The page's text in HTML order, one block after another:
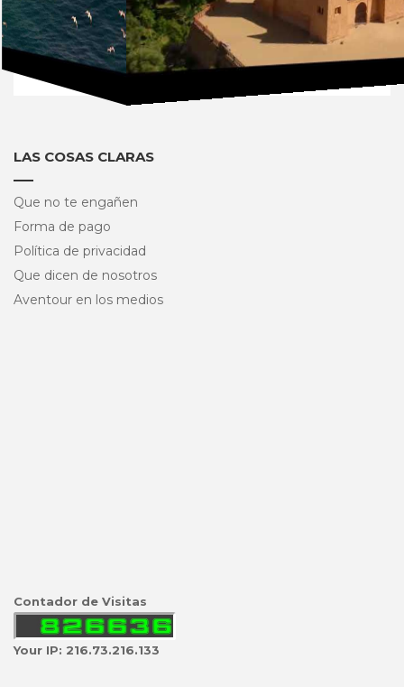
LAS COSAS CLARAS
Que no te engañen
Forma de pago
Política de privacidad
Que dicen de nosotros
Aventour en los medios
Contador de Visitas
Your IP: 216.73.216.133